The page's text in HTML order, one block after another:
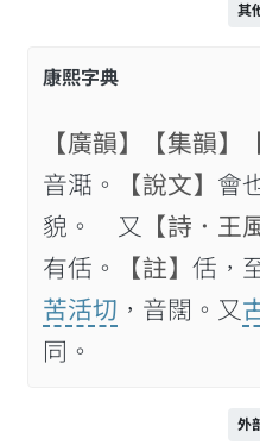
其
康熙字典
【廣韻】 【集韻】
音𣽅。
【說文】 會
貌。 又
【詩．王
有佸。
【註】 佸，
苦活切 ，音闊。又
同。
外